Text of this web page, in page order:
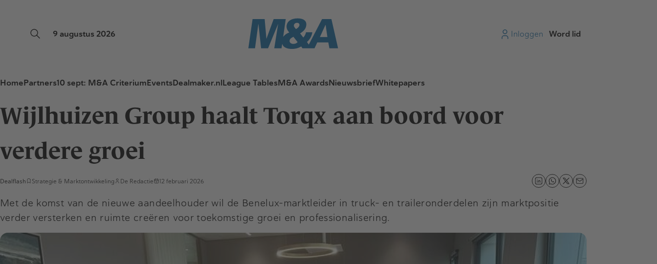
9 augustus 2026 Inloggen Word lid
HomePartners10 sept: M&A CriteriumEventsDealmaker.nlLeague TablesM&A AwardsNieuwsbriefWhitepapers
Wijlhuizen Group haalt Torqx aan boord voor
verdere groei
Dealflash Strategie & Marktontwikkeling De Redactie 12 februari 2026
Met de komst van de nieuwe aandeelhouder wil de Benelux-marktleider in truck- en traileronderdelen zijn marktpositie
verder versterken en ruimte creëren voor toekomstige groei en professionalisering.